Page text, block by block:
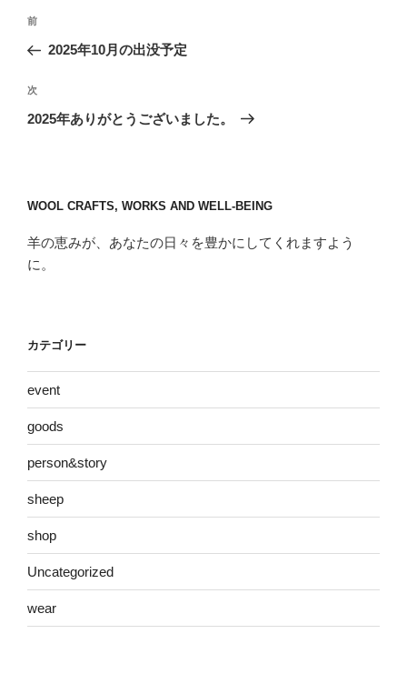
投
ナ
ビ
ゲ
ン
前
の
稿
前
2025年10月の出没予定
次
の
次
2025年ありがとうございました。
WOOL CRAFTS, WORKS AND WELL-BEING
羊の恵みが、あなたの日々を豊かにしてくれますよう
に。
カテゴリー
event
goods
person&story
sheep
shop
Uncategorized
wear